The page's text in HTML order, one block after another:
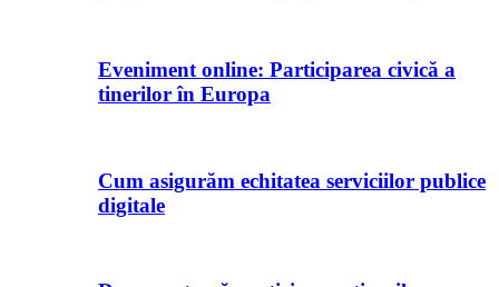
Eveniment online: Participarea civică a
tinerilor în Europa
Cum asigurăm echitatea serviciilor publice
digitale